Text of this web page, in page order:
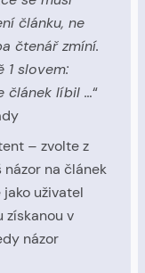
článku, ne
čtenář zmíní.
1 slovem:
článek líbil …“
– zvolte z
názor na článek
uživatel
získanou v
názor